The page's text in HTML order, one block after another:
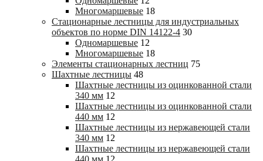
Многомаршевые 18
Стационарные лестницы для индустриальных
объектов по норме DIN 14122-4 30
Одномаршевые 12
Многомаршевые 18
Элементы стационарных лестниц 75
Шахтные лестницы 48
Шахтные лестницы из оцинкованной стали
340 мм 12
Шахтные лестницы из оцинкованной стали
440 мм 12
Шахтные лестницы из нержавеющей стали
340 мм 12
Шахтные лестницы из нержавеющей стали
440 мм 12